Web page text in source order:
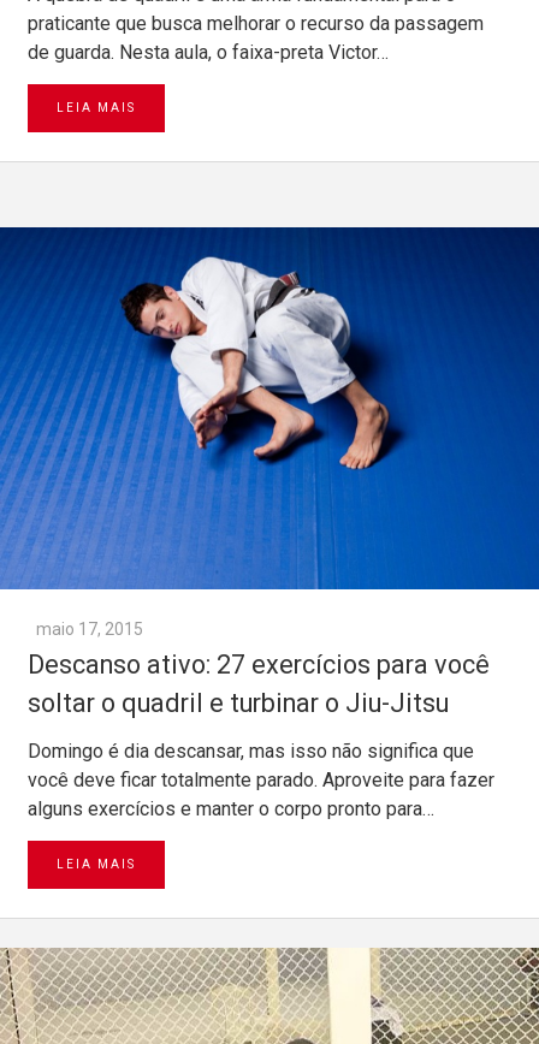
praticante que busca melhorar o recurso da passagem
de guarda. Nesta aula, o faixa-preta Victor…
LEIA MAIS
maio 17, 2015
Descanso ativo: 27 exercícios para você
soltar o quadril e turbinar o Jiu-Jitsu
Domingo é dia descansar, mas isso não significa que
você deve ficar totalmente parado. Aproveite para fazer
alguns exercícios e manter o corpo pronto para…
LEIA MAIS